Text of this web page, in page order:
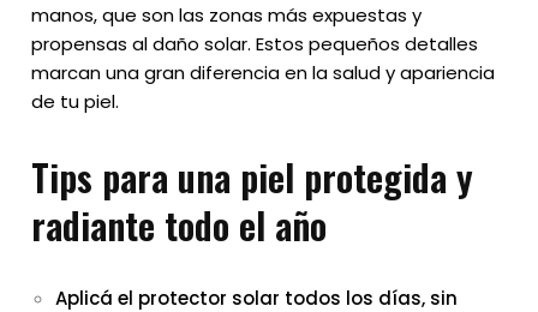
manos, que son las zonas más expuestas y
propensas al daño solar. Estos pequeños detalles
marcan una gran diferencia en la salud y apariencia
de tu piel.
Tips para una piel protegida y
radiante todo el año
Aplicá el protector solar todos los días, sin